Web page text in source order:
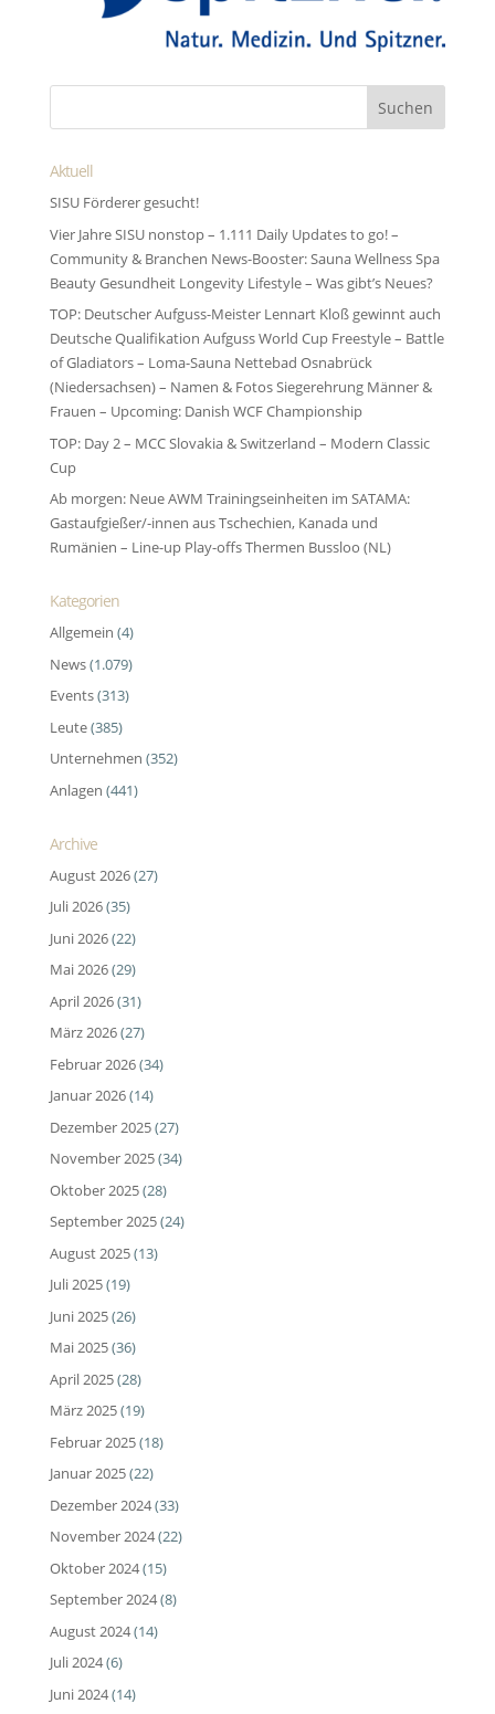
Aktuell
SISU Förderer gesucht!
Vier Jahre SISU nonstop – 1.111 Daily Updates to go! –
Community & Branchen News-Booster: Sauna Wellness Spa
Beauty Gesundheit Longevity Lifestyle – Was gibt’s Neues?
TOP: Deutscher Aufguss-Meister Lennart Kloß gewinnt auch
Deutsche Qualifikation Aufguss World Cup Freestyle – Battle
of Gladiators – Loma-Sauna Nettebad Osnabrück
(Niedersachsen) – Namen & Fotos Siegerehrung Männer &
Frauen – Upcoming: Danish WCF Championship
TOP: Day 2 – MCC Slovakia & Switzerland – Modern Classic
Cup
Ab morgen: Neue AWM Trainingseinheiten im SATAMA:
Gastaufgießer/-innen aus Tschechien, Kanada und
Rumänien – Line-up Play-offs Thermen Bussloo (NL)
Kategorien
Allgemein (4)
News(1.079)
Events(313)
Leute(385)
Unternehmen (352)
Anlagen (441)
Archive
August 2026(27)
Juli 2026(35)
Juni 2026(22)
Mai 2026(29)
April 2026(31)
März 2026(27)
Februar 2026(34)
Januar 2026(14)
Dezember 2025(27)
November 2025(34)
Oktober 2025(28)
September 2025(24)
August 2025(13)
Juli 2025(19)
Juni 2025(26)
Mai 2025(36)
April 2025(28)
März 2025(19)
Februar 2025(18)
Januar 2025(22)
Dezember 2024(33)
November 2024(22)
Oktober 2024(15)
September 2024(8)
August 2024(14)
Juli 2024(6)
Juni 2024(14)